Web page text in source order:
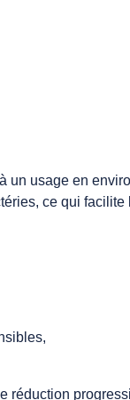
un usage en
ce qui facilite
réduction